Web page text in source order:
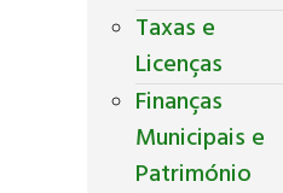
Taxas e
Licenças
Finanças
Municipais e
Património